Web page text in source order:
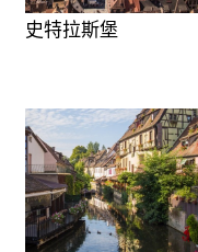
史特拉斯堡